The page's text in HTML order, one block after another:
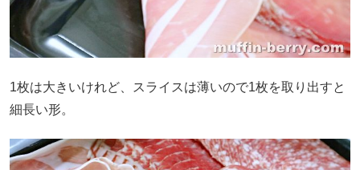
1枚は大きいけれど、スライスは薄いので1枚を取り出すと
細長い形。